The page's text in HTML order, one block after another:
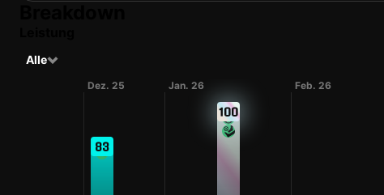
Alle
Dez. 25
83
Jan. 26
100
Feb. 26